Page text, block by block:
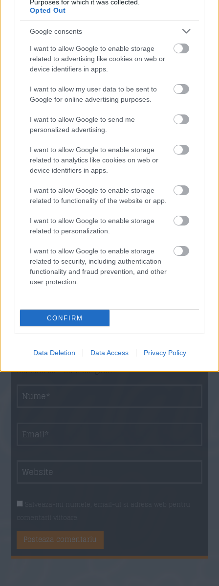
Purposes for which it was collected.
Opted Out
Google consents
I want to allow Google to enable storage
related to advertising like cookies on web or
device identifiers in apps.
I want to allow my user data to be sent to
Google for online advertising purposes.
I want to allow Google to send me
personalized advertising.
I want to allow Google to enable storage
related to analytics like cookies on web or
device identifiers in apps.
I want to allow Google to enable storage
related to functionality of the website or app.
I want to allow Google to enable storage
related to personalization.
I want to allow Google to enable storage
related to security, including authentication
functionality and fraud prevention, and other
user protection.
CONFIRM
Data Deletion Data Access Privacy Policy
Comentarii
Lasa un comentariu
Adresa ta de email nu va fi publicata Toate campurile
marcate cu * sunt obligatorii